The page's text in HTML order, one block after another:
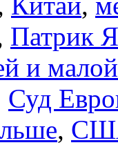
Патрик
и
Суд
,